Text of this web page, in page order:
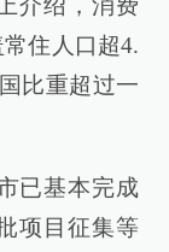
介绍，消费
住人口超4.
比重超过一
已基本完成
项目征集等